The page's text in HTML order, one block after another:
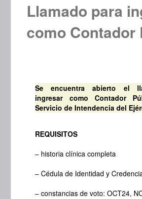
Llamado para
como Contador
Se encuentra abierto el
ingresar como Contador
Servicio de Intendencia del
REQUISITOS
– historia clínica completa
– Cédula de Identidad y
– constancias de voto: OCT24,